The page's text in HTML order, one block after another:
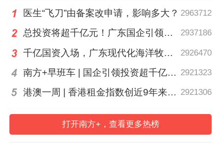
背后便失去了“人”的支撑。
是通过作品与另一个鲜活的人产生精神连
接。阅读只是媒介，我们真正渴望的是与作
品背后的创作者进行灵魂交流。而AI永远无
茹国烈以香港书展为例，表示：“我们在这里
医生“飞刀”由备案改申请，影响多大？ 2963712
总投资将超千亿元！广东国企引领现代化海洋牧场建设 2937186
千亿国资入场，广东现代化海洋牧场建设进入2.0时代｜聊点政经事 2926470
南方+早班车 | 国企引领投资超千亿！广东现代化海洋牧场建设提速 2921323
港澳一周 | 香港租金指数创近9年来最大升幅 2921306
打开南方+，查看更多热榜